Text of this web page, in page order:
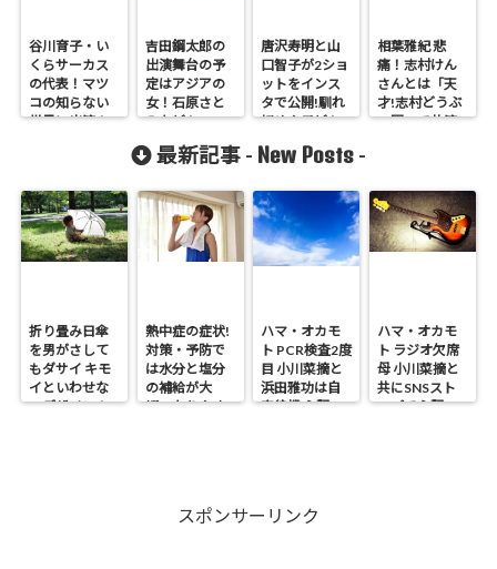
谷川育子・い
くらサーカス
の代表！マツ
コの知らない
世界に出演！
吉田鋼太郎の
出演舞台の予
定はアジアの
女！石原さと
みなども
唐沢寿明と山
口智子が2ショ
ットをインス
タで公開!馴れ
初めや子ども
相葉雅紀 悲
痛！志村けん
さんとは「天
才!志村どうぶ
つ園」で共演
最新記事 - New Posts -
折り畳み日傘
を男がさして
もダサイ キモ
イといわせな
いデザイン！
熱中症の症状!
対策・予防で
は水分と塩分
の補給が大
切・なりやす
ハマ・オカモ
ト PCR検査2度
目 小川菜摘と
浜田雅功は自
宅待機 心配の
ハマ・オカモ
ト ラジオ欠席
母 小川菜摘と
共にSNSスト
ップで心配の
スポンサーリンク